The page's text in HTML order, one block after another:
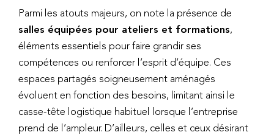
Parmi les atouts majeurs, on note la présence de
salles équipées pour ateliers et formations,
éléments essentiels pour faire grandir ses
compétences ou renforcer l’esprit d’équipe. Ces
espaces partagés soigneusement aménagés
évoluent en fonction des besoins, limitant ainsi le
casse-tête logistique habituel lorsque l’entreprise
prend de l’ampleur. D’ailleurs, celles et ceux désirant